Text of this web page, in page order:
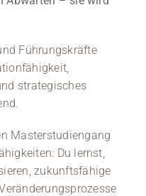
Führungskräfte
strategisches
Masterstudiengang
Du lernst,
zukunftsfähige